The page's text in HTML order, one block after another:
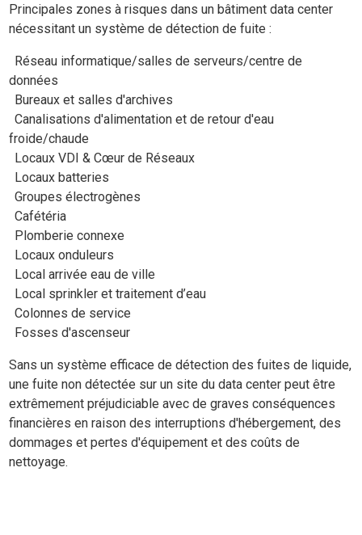
Principales zones à risques dans un bâtiment data center
nécessitant un système de détection de fuite :
Réseau informatique/salles de serveurs/centre de
données
Bureaux et salles d'archives
Canalisations d'alimentation et de retour d'eau
froide/chaude
Locaux VDI & Cœur de Réseaux
Locaux batteries
Groupes électrogènes
Cafétéria
Plomberie connexe
Locaux onduleurs
Local arrivée eau de ville
Local sprinkler et traitement d’eau
Colonnes de service
Fosses d'ascenseur
Sans un système efficace de détection des fuites de liquide,
une fuite non détectée sur un site du data center peut être
extrêmement préjudiciable avec de graves conséquences
financières en raison des interruptions d'hébergement, des
dommages et pertes d'équipement et des coûts de
nettoyage.